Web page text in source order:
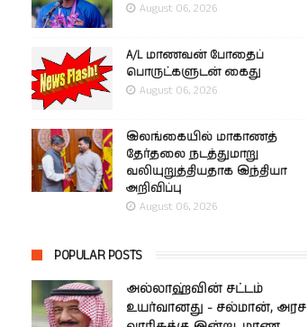
August 06, 2026
A/L மாணவன் போதைப்
பொருட்களுடன் கைது
August 06, 2026
இலங்கையில் மாகாணத்
தேர்தலை நடத்துமாறு
வலியுறுத்தியதாக இந்தியா
அறிவிப்பு
August 06, 2026
POPULAR POSTS
அல்லாஹ்வின் சட்டம்
உயர்வானது - சல்மான், அரச